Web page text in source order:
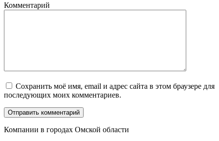
Комментарий
Сохранить моё имя, email и адрес сайта в этом браузере для
последующих моих комментариев.
Компании в городах Омской области